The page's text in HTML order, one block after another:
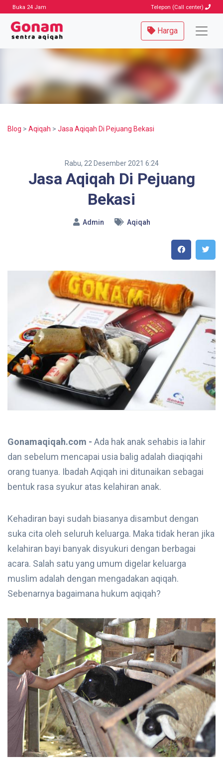
Buka 24 Jam Telepon (Call center)
Harga
Blog > Aqiqah > Jasa Aqiqah Di Pejuang Bekasi
Rabu, 22 Desember 2021 6:24
Jasa Aqiqah Di Pejuang
Bekasi
Admin Aqiqah
Gonamaqiqah.com - Ada hak anak sehabis ia lahir
dan sebelum mencapai usia balig adalah diaqiqahi
orang tuanya. Ibadah Aqiqah ini ditunaikan sebagai
bentuk rasa syukur atas kelahiran anak.
Kehadiran bayi sudah biasanya disambut dengan
suka cita oleh seluruh keluarga. Maka tidak heran jika
kelahiran bayi banyak disyukuri dengan berbagai
acara. Salah satu yang umum digelar keluarga
muslim adalah dengan mengadakan aqiqah.
Sebenarnya bagaimana hukum aqiqah?